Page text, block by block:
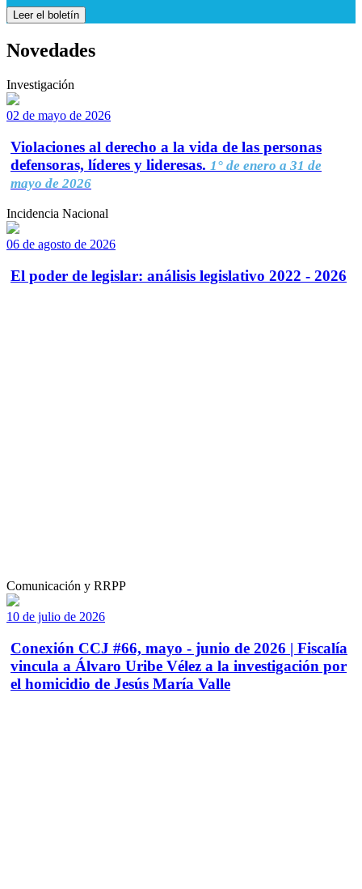
Leer el boletín
Novedades
Investigación
02 de mayo de 2026
Violaciones al derecho a la vida de las personas
defensoras, líderes y lideresas. 1° de enero a 31 de
mayo de 2026
Incidencia Nacional
06 de agosto de 2026
El poder de legislar: análisis legislativo 2022 - 2026
Comunicación y RRPP
10 de julio de 2026
Conexión CCJ #66, mayo - junio de 2026 | Fiscalía
vincula a Álvaro Uribe Vélez a la investigación por
el homicidio de Jesús María Valle